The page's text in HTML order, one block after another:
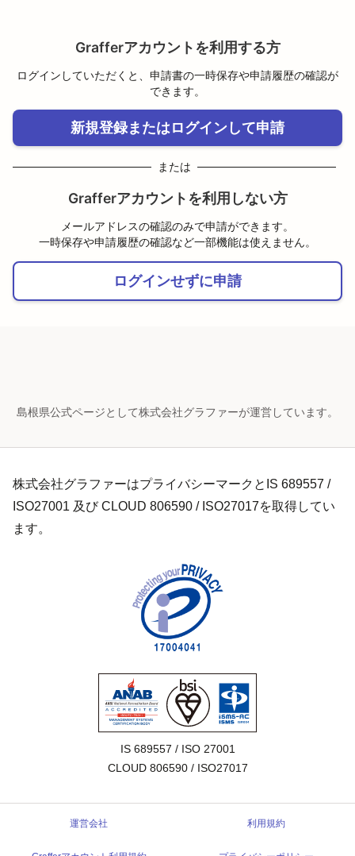
Grafferアカウントを利用する方
ログインしていただくと、申請書の一時保存や申請履歴の確認が
できます。
新規登録またはログインして申請
または
Grafferアカウントを利用しない方
メールアドレスの確認のみで申請ができます。
一時保存や申請履歴の確認など一部機能は使えません。
ログインせずに申請
島根県公式ページとして株式会社グラファーが運営しています。
株式会社グラファーはプライバシーマークとIS 689557 /
ISO27001 及び CLOUD 806590 / ISO27017を取得してい
ます。
IS 689557 / ISO 27001
CLOUD 806590 / ISO27017
運営会社 利用規約